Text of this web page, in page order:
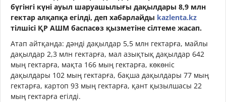
бүгінгі күні ауыл шаруашылығы дақылдары 8,9 млн
гектар алқапқа егілді, деп хабарлайды kazlenta.kz
тілшісі ҚР АШМ баспасөз қызметіне сілтеме жасап.
Атап айтқанда: дәнді дақылдар 5,5 млн гектарға, майлы
дақылдар 2,3 млн гектарға, мал азықтық дақылдар 642
мың гектарға, мақта 166 мың гектарға, көкөніс
дақылдары 102 мың гектарға, бақша дақылдары 77 мың
гектарға, картоп 93 мың гектарға, қант қызылшасы 22
мың гектарға егілді.